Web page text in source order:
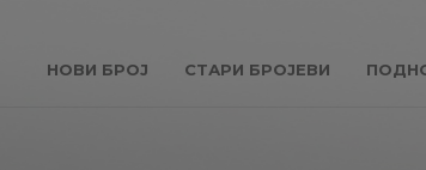
НОВИ БРОЈ СТАРИ БРОЈЕВИ